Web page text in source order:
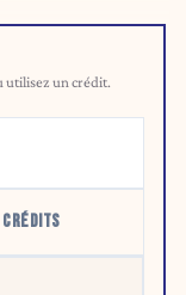
utilisez un crédit.
CRÉDITS